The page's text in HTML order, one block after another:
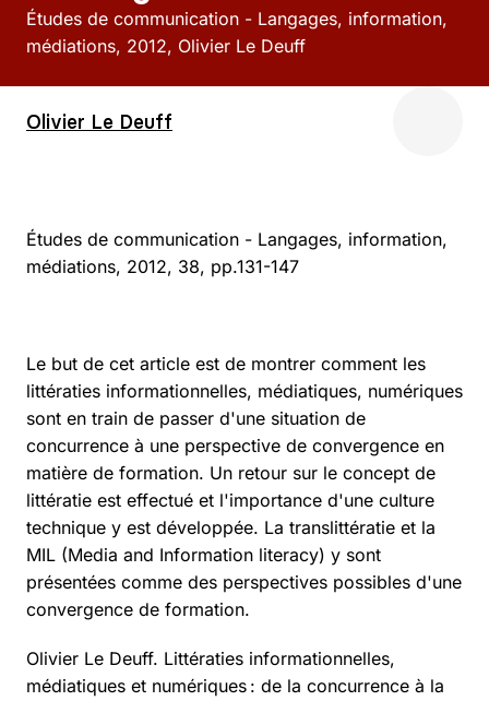
Études de communication - Langages, information,
médiations 2012 Olivier Le Deuff
Olivier Le Deuff
Études de communication - Langages, information,
médiations, 2012, 38, pp.131-147
Le but de cet article est de montrer comment les
littératies informationnelles, médiatiques, numériques
sont en train de passer d'une situation de
concurrence à une perspective de convergence en
matière de formation. Un retour sur le concept de
littératie est effectué et l'importance d'une culture
technique y est développée. La translittératie et la
MIL (Media and Information literacy) y sont
présentées comme des perspectives possibles d'une
convergence de formation.
Olivier Le Deuff. Littératies informationnelles,
médiatiques et numériques : de la concurrence à la